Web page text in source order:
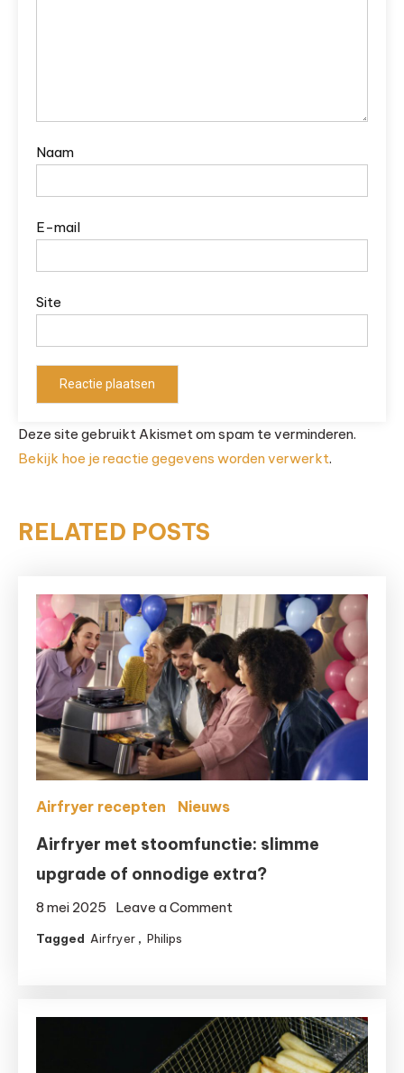
Naam
E-mail
Site
Deze site gebruikt Akismet om spam te verminderen.
Bekijk hoe je reactie gegevens worden verwerkt.
RELATED POSTS
Airfryer recepten Nieuws
Airfryer met stoomfunctie: slimme
upgrade of onnodige extra?
8 mei 2025 Leave a Comment
upgrade
of
Tagged Airfryer , Philips